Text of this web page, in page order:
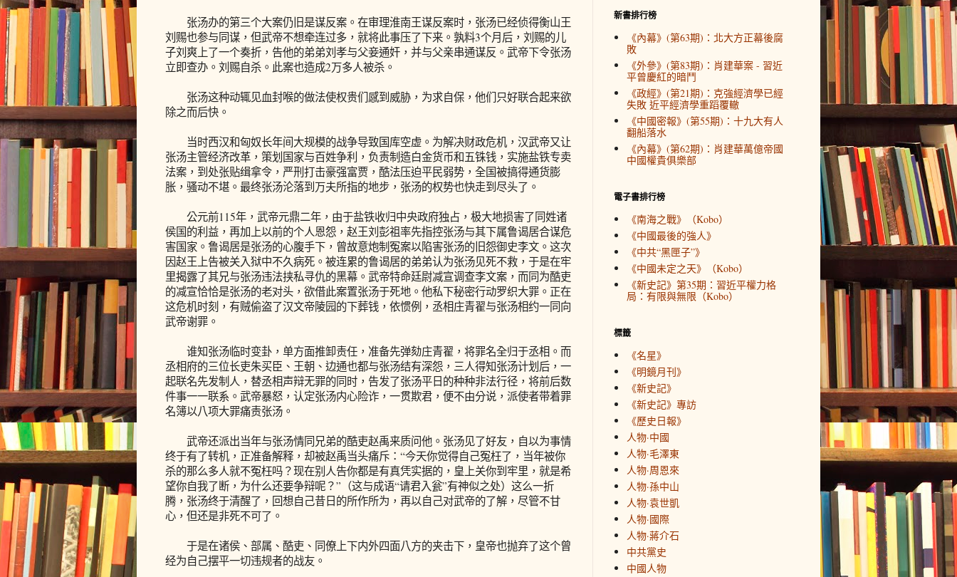
张汤办的第三个大案仍旧是谋反案。在审理淮南王谋反案时，张汤已经侦得衡山王
刘赐也参与同谋，但武帝不想牵连过多，就将此事压了下来。孰料3个月后，刘赐的儿
子刘爽上了一个奏折，告他的弟弟刘孝与父妾通奸，并与父亲串通谋反。武帝下令张汤
立即查办。刘赐自杀。此案也造成2万多人被杀。
张汤这种动辄见血封喉的做法使权贵们感到威胁，为求自保，他们只好联合起来欲
除之而后快。
当时西汉和匈奴长年间大规模的战争导致国库空虚。为解决财政危机，汉武帝又让
张汤主管经济改革，策划国家与百姓争利，负责制造白金货币和五铢钱，实施盐铁专卖
法案，到处张贴缉拿令，严刑打击豪强富贾，酷法压迫平民弱势，全国被搞得通货膨
胀，骚动不堪。最终张汤沦落到万夫所指的地步，张汤的权势也快走到尽头了。
公元前115年，武帝元鼎二年，由于盐铁收归中央政府独占，极大地损害了同姓诸
侯国的利益，再加上以前的个人恩怨，赵王刘彭祖率先指控张汤与其下属鲁谒居合谋危
害国家。鲁谒居是张汤的心腹手下，曾故意炮制冤案以陷害张汤的旧怨御史李文。这次
因赵王上告被关入狱中不久病死。被连累的鲁谒居的弟弟认为张汤见死不救，于是在牢
里揭露了其兄与张汤违法挟私寻仇的黑幕。武帝特命廷尉减宣调查李文案，而同为酷吏
的减宣恰恰是张汤的老对头，欲借此案置张汤于死地。他私下秘密行动罗织大罪。正在
这危机时刻，有贼偷盗了汉文帝陵园的下葬钱，依惯例，丞相庄青翟与张汤相约一同向
武帝谢罪。
谁知张汤临时变卦，单方面推卸责任，准备先弹劾庄青翟，将罪名全归于丞相。而
丞相府的三位长吏朱买臣、王朝、边通也都与张汤结有深怨，三人得知张汤计划后，一
起联名先发制人，替丞相声辩无罪的同时，告发了张汤平日的种种非法行径，将前后数
件事一一联系。武帝暴怒，认定张汤内心险诈，一贯欺君，便不由分说，派使者带着罪
名簿以八项大罪痛责张汤。
武帝还派出当年与张汤情同兄弟的酷吏赵禹来质问他。张汤见了好友，自以为事情
终于有了转机，正准备解释，却被赵禹当头痛斥：“今天你觉得自己冤枉了，当年被你
杀的那么多人就不冤枉吗？现在别人告你都是有真凭实据的，皇上关你到牢里，就是希
望你自我了断，为什么还要争辩呢？”（这与成语“请君入瓮”有神似之处）这么一折
腾，张汤终于清醒了，回想自己昔日的所作所为，再以自己对武帝的了解，尽管不甘
心，但还是非死不可了。
于是在诸侯、部属、酷吏、同僚上下内外四面八方的夹击下，皇帝也抛弃了这个曾
经为自己摆平一切违规者的战友。
新書排行榜
《內幕》(第63期)：北大方正幕後腐
敗
《外參》(第83期)：肖建華案 - 習近
平曾慶紅的暗鬥
《政經》(第21期)：克強經濟學已經
失敗 近平經濟學重蹈覆轍
《中國密報》(第55期)：十九大有人
翻船落水
《內幕》(第62期)：肖建華萬億帝國
中國權貴俱樂部
電子書排行榜
《南海之戰》（Kobo）
《中國最後的強人》
《中共“黑匣子”》
《中國未定之天》（Kobo）
《新史記》第35期：習近平權力格
局：有限與無限（Kobo）
標籤
《名星》
《明鏡月刊》
《新史記》
《新史記》專訪
《歷史日報》
人物·中國
人物·毛澤東
人物·周恩來
人物·孫中山
人物·袁世凱
人物·國際
人物·蔣介石
中共黨史
中國人物